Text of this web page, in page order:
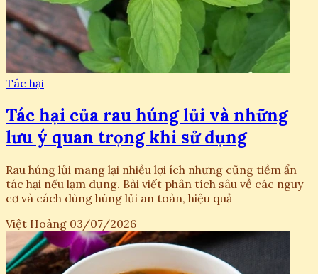
Tác hại
Tác hại của rau húng lủi và những
lưu ý quan trọng khi sử dụng
Rau húng lủi mang lại nhiều lợi ích nhưng cũng tiềm ẩn
tác hại nếu lạm dụng. Bài viết phân tích sâu về các nguy
cơ và cách dùng húng lủi an toàn, hiệu quả
Việt Hoàng 03/07/2026